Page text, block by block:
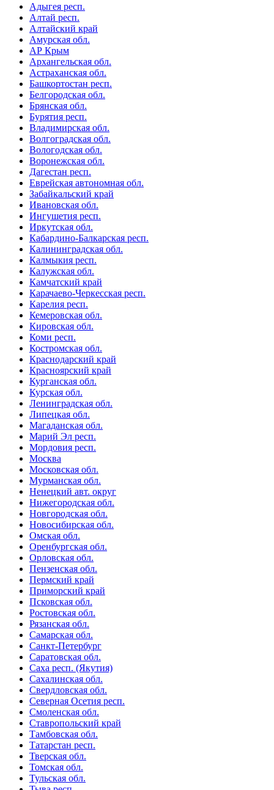
Адыгея респ.
Алтай респ.
Алтайский край
Амурская обл.
АР Крым
Архангельская обл.
Астраханская обл.
Башкортостан респ.
Белгородская обл.
Брянская обл.
Бурятия респ.
Владимирская обл.
Волгоградская обл.
Вологодская обл.
Воронежская обл.
Дагестан респ.
Еврейская автономная обл.
Забайкальский край
Ивановская обл.
Ингушетия респ.
Иркутская обл.
Кабардино-Балкарская респ.
Калининградская обл.
Калмыкия респ.
Калужская обл.
Камчатский край
Карачаево-Черкесская респ.
Карелия респ.
Кемеровская обл.
Кировская обл.
Коми респ.
Костромская обл.
Краснодарский край
Красноярский край
Курганская обл.
Курская обл.
Ленинградская обл.
Липецкая обл.
Магаданская обл.
Марий Эл респ.
Мордовия респ.
Москва
Московская обл.
Мурманская обл.
Ненецкий авт. округ
Нижегородская обл.
Новгородская обл.
Новосибирская обл.
Омская обл.
Оренбургская обл.
Орловская обл.
Пензенская обл.
Пермский край
Приморский край
Псковская обл.
Ростовская обл.
Рязанская обл.
Самарская обл.
Санкт-Петербург
Саратовская обл.
Саха респ. (Якутия)
Сахалинская обл.
Свердловская обл.
Северная Осетия респ.
Смоленская обл.
Ставропольский край
Тамбовская обл.
Татарстан респ.
Тверская обл.
Томская обл.
Тульская обл.